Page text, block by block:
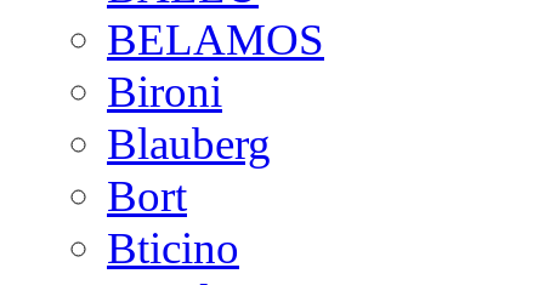
BELAMOS
Bironi
Blauberg
Bort
Bticino